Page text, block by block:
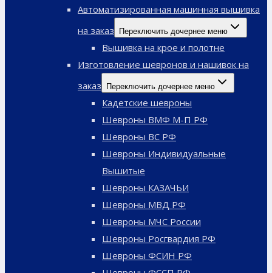
Автоматизированная машинная вышивка
на заказ
Переключить дочернее меню
Вышивка на крое и полотне
Изготовление шевронов и нашивок на
заказ
Переключить дочернее меню
Кадетские шевроны
Шевроны ВМФ М-П РФ
Шевроны ВС РФ
Шевроны Индивидуальные
Вышитые
Шевроны КАЗАЧЬИ
Шевроны МВД РФ
Шевроны МЧС России
Шевроны Росгвардия РФ
Шевроны ФСИН РФ